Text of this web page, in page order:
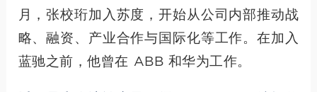
月，张校珩加入苏度，开始从公司内部推动战
略、融资、产业合作与国际化等工作。在加入
蓝驰之前，他曾在 ABB 和华为工作。